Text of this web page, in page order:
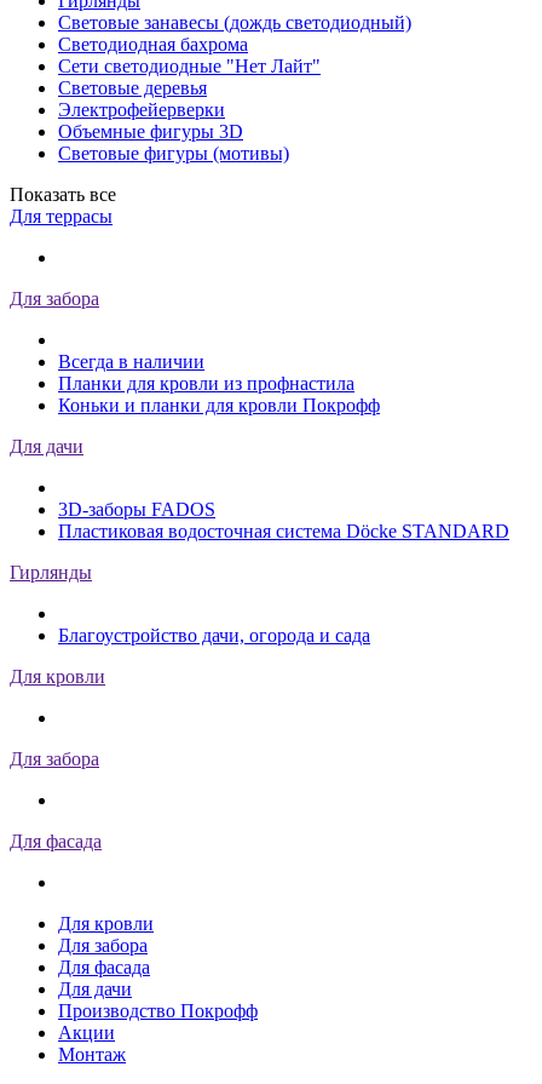
Световые занавесы (дождь светодиодный)
Светодиодная бахрома
Сети светодиодные "Нет Лайт"
Световые деревья
Электрофейерверки
Объемные фигуры 3D
Световые фигуры (мотивы)
Показать все
Для террасы
Для забора
Всегда в наличии
Планки для кровли из профнастила
Коньки и планки для кровли Покрофф
Для дачи
3D-заборы FADOS
Пластиковая водосточная система Döcke STANDARD
Гирлянды
Благоустройство дачи, огорода и сада
Для кровли
Для забора
Для фасада
Для кровли
Для забора
Для фасада
Для дачи
Производство Покрофф
Акции
Монтаж